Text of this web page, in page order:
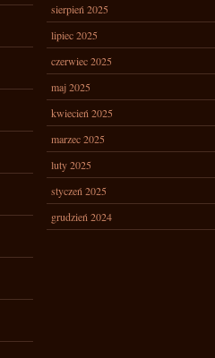
sierpień 2025
lipiec 2025
czerwiec 2025
maj 2025
kwiecień 2025
marzec 2025
luty 2025
styczeń 2025
grudzień 2024